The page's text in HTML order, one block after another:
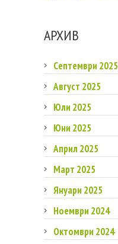
АРХИВ
Септември 2025
Август 2025
Юли 2025
Юни 2025
Април 2025
Март 2025
Януари 2025
Ноември 2024
Октомври 2024